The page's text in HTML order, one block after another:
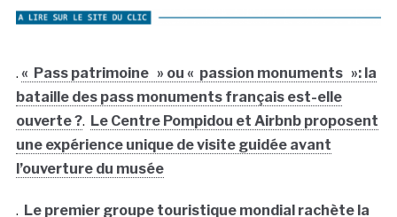
. « Pass patrimoine » ou « passion monuments »: la
bataille des pass monuments français est-elle
ouverte ?. Le Centre Pompidou et Airbnb proposent
une expérience unique de visite guidée avant
l’ouverture du musée
. Le premier groupe touristique mondial rachète la